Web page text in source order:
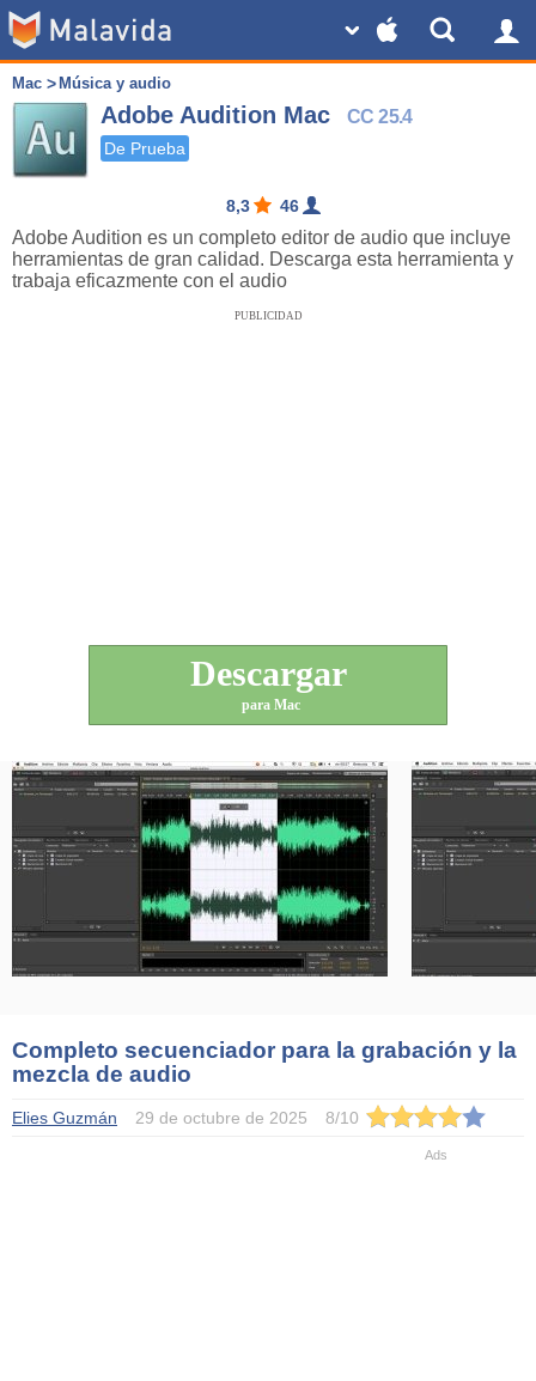
Mac Música y audio
Adobe Audition Mac CC 25.4
De Prueba
8,3 46
Adobe Audition es un completo editor de audio que incluye
herramientas de gran calidad. Descarga esta herramienta y
trabaja eficazmente con el audio
PUBLICIDAD
Descargar
para Mac
Completo secuenciador para la grabación y la
mezcla de audio
Elies Guzmán 29 de octubre de 2025 8/10